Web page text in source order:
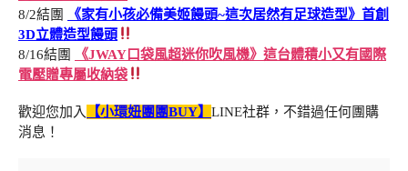
8/2結團
《家有小孩必備美姬饅頭~這次居然有足球造型》首創
3D立體造型饅頭
8/16結團
《JWAY口袋風超迷你吹風機》這台體積小又有國際
電壓贈專屬收納袋
歡迎您加入 【小環妞團團BUY】 LINE社群，不錯過任何團購
消息！